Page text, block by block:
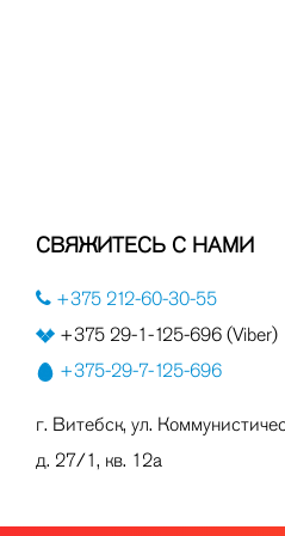
СВЯЖИТЕСЬ С НАМИ
+375 212-60-30-55
+375 29-1-125-696 (Viber)
+375-29-7-125-696
г. Витебск, ул.
д. 27/1, кв. 12а